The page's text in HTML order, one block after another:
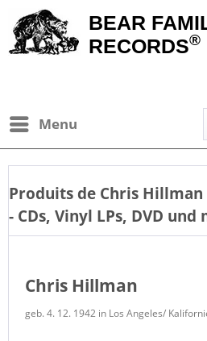
BEAR
RECORDS®
Menu
Produits de Chris Hillman
- CDs, Vinyl LPs, DVD und
Chris Hillman
geb. 4. 12. 1942 in Los Angeles/